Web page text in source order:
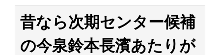
日向坂46まとめのまとめ / これから彼氏と行為する直前の賀喜遥香、やば
アイドル – ぷぅアンテナ / 「乃木坂46ののぎおび⊿」北野日奈子が生配
信！【2022.3.22 17:15〜 SHOWROOM】
昔なら次期センター候補
の今泉鈴本長濱あたりが